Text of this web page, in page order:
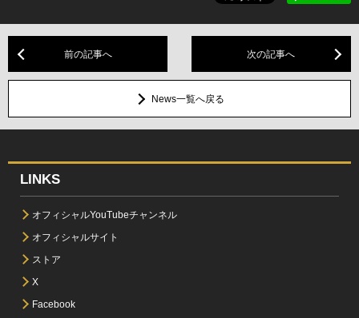
前の記事へ 次の記事へ
News一覧へ戻る
LINKS
オフィシャルYouTubeチャンネル
オフィシャルサイト
ストア
X
Facebook